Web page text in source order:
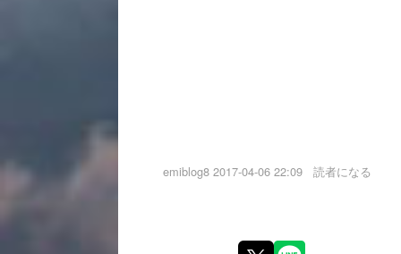
emiblog8 2017-04-06 22:09 読者になる